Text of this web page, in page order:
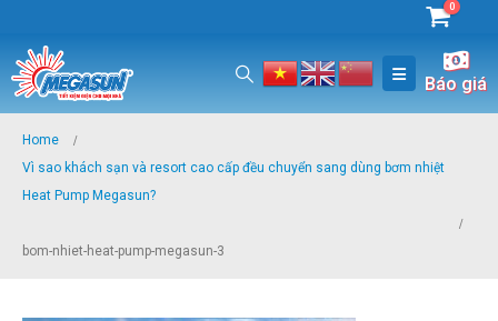
0
Báo giá
Home
Vì sao khách sạn và resort cao cấp đều chuyển sang dùng bơm nhiệt
Heat Pump Megasun?
bom-nhiet-heat-pump-megasun-3